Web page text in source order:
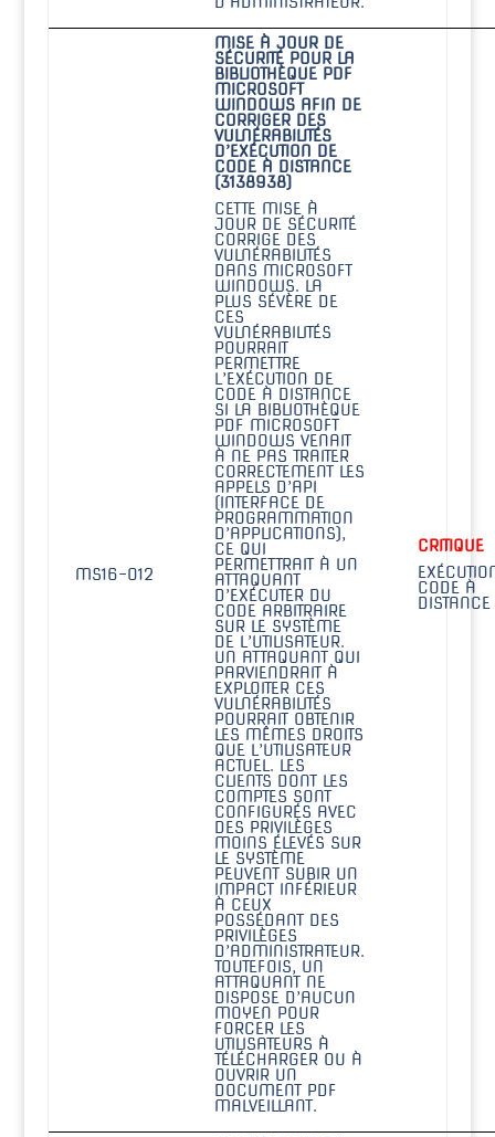
MS16-012
MISE À JOUR DE
SÉCURITÉ POUR LA
BIBLIOTHÈQUE PDF
MICROSOFT
WINDOWS AFIN DE
CORRIGER DES
VULNÉRABILITÉS
D’EXÉCUTION DE
CODE À DISTANCE
(3138938)
CETTE MISE À
JOUR DE SÉCURITÉ
CORRIGE DES
VULNÉRABILITÉS
DANS MICROSOFT
WINDOWS. LA
PLUS SÉVÈRE DE
CES
VULNÉRABILITÉS
POURRAIT
PERMETTRE
L’EXÉCUTION DE
CODE À DISTANCE
SI LA BIBLIOTHÈQUE
PDF MICROSOFT
WINDOWS VENAIT
À NE PAS TRAITER
CORRECTEMENT LES
APPELS D’API
(INTERFACE DE
PROGRAMMATION
D’APPLICATIONS),
CE QUI
PERMETTRAIT À UN
ATTAQUANT
D’EXÉCUTER DU
CODE ARBITRAIRE
SUR LE SYSTÈME
DE L’UTILISATEUR.
UN ATTAQUANT QUI
PARVIENDRAIT À
EXPLOITER CES
VULNÉRABILITÉS
POURRAIT OBTENIR
LES MÊMES DROITS
QUE L’UTILISATEUR
ACTUEL. LES
CLIENTS DONT LES
COMPTES SONT
CONFIGURÉS AVEC
DES PRIVILÈGES
MOINS ÉLEVÉS SUR
LE SYSTÈME
PEUVENT SUBIR UN
IMPACT INFÉRIEUR
À CEUX
POSSÉDANT DES
PRIVILÈGES
D’ADMINISTRATEUR.
TOUTEFOIS, UN
ATTAQUANT NE
DISPOSE D’AUCUN
MOYEN POUR
FORCER LES
UTILISATEURS À
TÉLÉCHARGER OU À
OUVRIR UN
DOCUMENT PDF
MALVEILLANT.
CRITIQUE
CODE À
DISTANCE